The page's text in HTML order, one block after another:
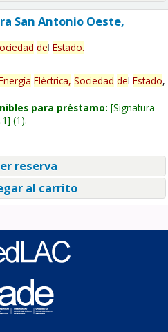
San Antonio Oeste,
del Estado.
Eléctrica, Sociedad del Estado,
para préstamo: Signatura
(1).
reserva
al carrito